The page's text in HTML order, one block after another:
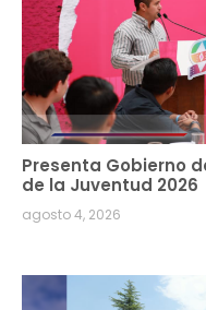
Presenta Gobierno
de la Juventud 2026
agosto 4, 2026